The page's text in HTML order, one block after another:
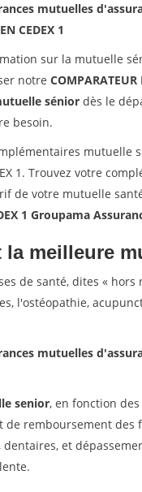
mutuelles
CEDEX 1
sur la mutuelle
notre COMPARATEUR
sénior dès le
besoin.
mutuelle
1. Trouvez votre
de votre mutuelle
1 Groupama
la meilleure
de santé, dites «
l'ostéopathie,
mutuelles
senior, en fonction
de remboursement des
et